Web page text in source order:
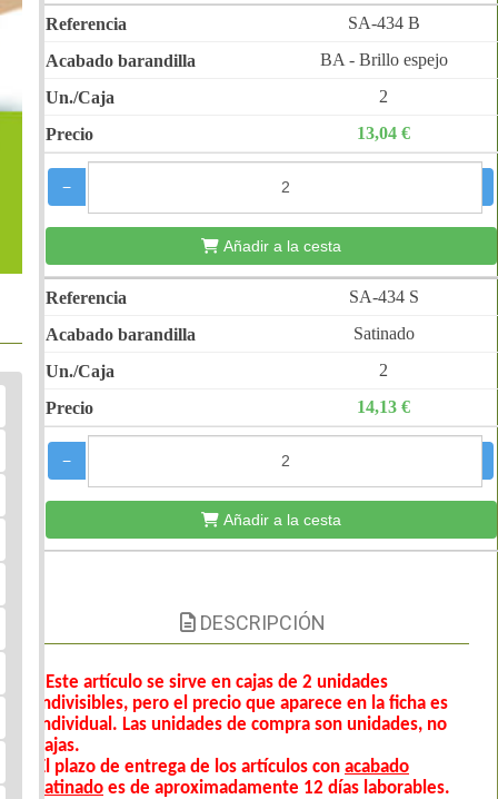
SA-434 B
BA - Brillo espejo
2
13,04 €
−
Añadir a la cesta
SA-434 S
Satinado
2
14,13 €
−
Añadir a la cesta
DESCRIPCIÓN
Este artículo se sirve en cajas de 2 unidades
indivisibles, pero el precio que aparece en la ficha es
individual. Las unidades de compra son unidades, no
cajas.
El plazo de entrega de los artículos con acabado
satinado es de aproximadamente 12 días laborables.